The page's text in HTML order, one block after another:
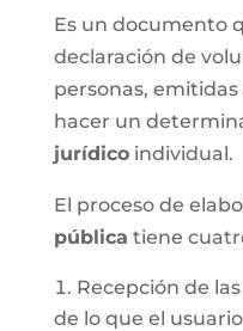
Es un documento
declaración de
personas,
hacer un
jurídicoindividual.
El proceso de
pública tiene
Recepción de
de lo que el